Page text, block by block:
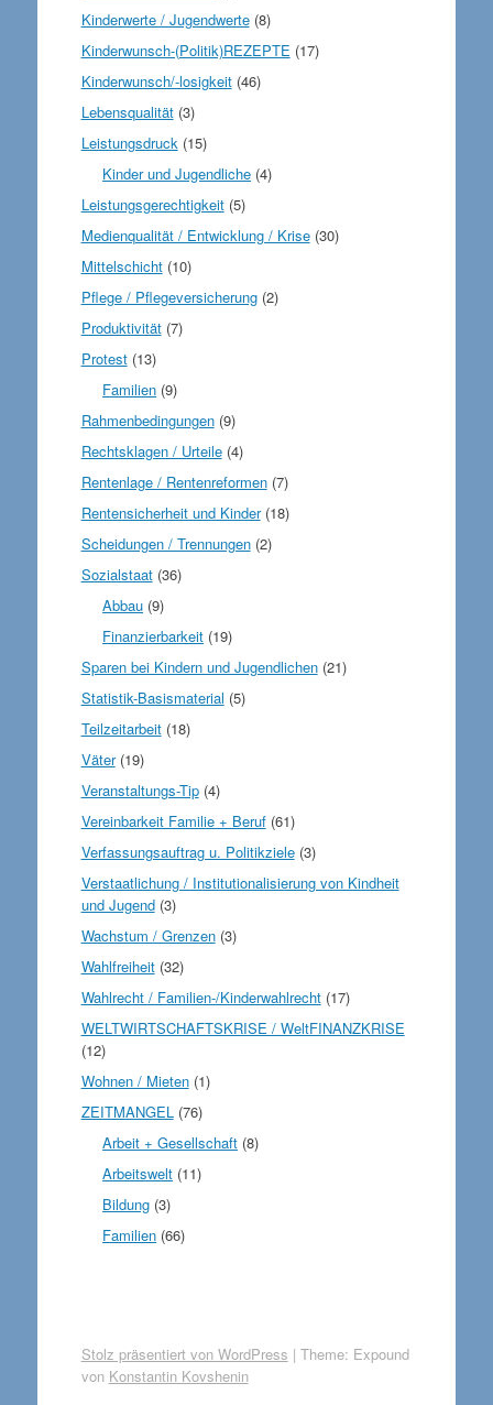
Kinderwerte / Jugendwerte(8)
Kinderwunsch-(Politik)REZEPTE (17)
Kinderwunsch/-losigkeit(46)
Lebensqualität(3)
Leistungsdruck(15)
Kinder und Jugendliche (4)
Leistungsgerechtigkeit(5)
Medienqualität / Entwicklung / Krise(30)
Mittelschicht(10)
Pflege / Pflegeversicherung(2)
Produktivität(7)
Protest(13)
Familien (9)
Rahmenbedingungen(9)
Rechtsklagen / Urteile(4)
Rentenlage / Rentenreformen(7)
Rentensicherheit und Kinder(18)
Scheidungen / Trennungen(2)
Sozialstaat(36)
Abbau (9)
Finanzierbarkeit (19)
Sparen bei Kindern und Jugendlichen(21)
Statistik-Basismaterial (5)
Teilzeitarbeit(18)
Väter(19)
Veranstaltungs-Tip(4)
Vereinbarkeit Familie + Beruf(61)
Verfassungsauftrag u. Politikziele(3)
Verstaatlichung / Institutionalisierung von Kindheit
und Jugend(3)
Wachstum / Grenzen(3)
Wahlfreiheit(32)
Wahlrecht / Familien-/Kinderwahlrecht(17)
WELTWIRTSCHAFTSKRISE / WeltFINANZKRISE
(12)
Wohnen / Mieten(1)
ZEITMANGEL(76)
Arbeit + Gesellschaft (8)
Arbeitswelt (11)
Bildung (3)
Familien (66)
Stolz präsentiert von WordPress | Theme: Expound
von Konstantin Kovshenin